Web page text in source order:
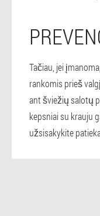
Tačiau, jei
rankomis prieš
ant šviežių salotų
kepsniai su krauju
užsisakykite